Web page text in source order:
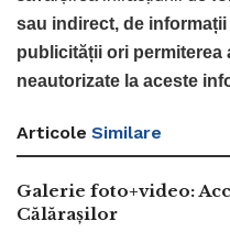
sau indirect, de
publicității ori
neautorizate la aceste
Articole Similare
Galerie foto+video:
Călărașilor